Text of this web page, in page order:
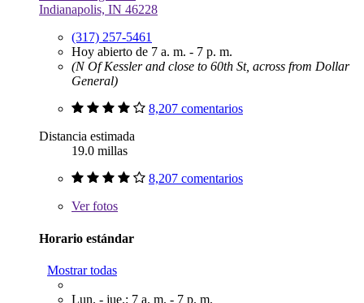
Indianapolis, IN 46228
(317) 257-5461
Hoy abierto de 7 a. m. - 7 p. m.
(N Of Kessler and close to 60th St, across from Dollar
General)
8,207 comentarios
Distancia estimada
19.0 millas
8,207 comentarios
Verfotos
Horario estándar
Mostrar todas
Lun. - jue.: 7 a. m. - 7 p. m.